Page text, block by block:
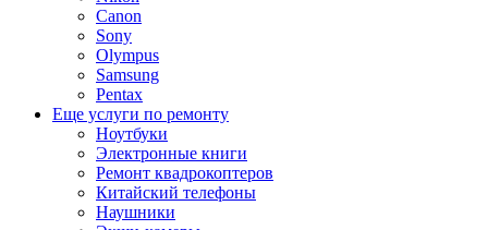
Canon
Sony
Olympus
Samsung
Pentax
Еще услуги по ремонту
Ноутбуки
Электронные книги
Ремонт квадрокоптеров
Китайский телефоны
Наушники